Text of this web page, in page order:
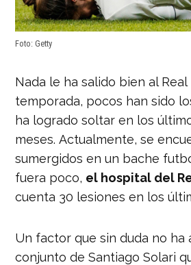
Foto: Getty
Nada le ha salido bien al
temporada, pocos han sido
ha logrado soltar en los
meses. Actualmente, se
sumergidos en un bache
fuera poco, el hospital del
cuenta 30 lesiones en los
Un factor que sin duda no ha
conjunto de Santiago Solari